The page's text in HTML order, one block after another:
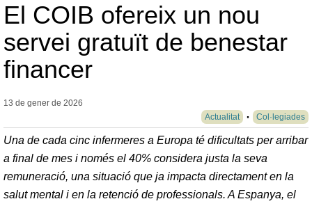
El COIB ofereix un nou
servei gratuït de benestar
financer
13 de gener de 2026
Actualitat
Col·legiades
Una de cada cinc infermeres a Europa té dificultats per arribar
a final de mes i només el 40% considera justa la seva
remuneració, una situació que ja impacta directament en la
salut mental i en la retenció de professionals. A Espanya, el